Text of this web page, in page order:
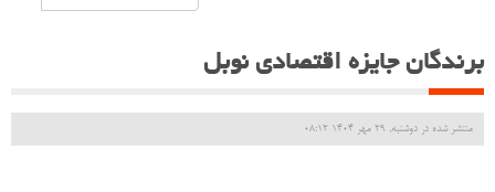
برندگان جایزه اقتصادی نوبل
منتشر شده در دوشنبه, 29 مهر 1404 08:12